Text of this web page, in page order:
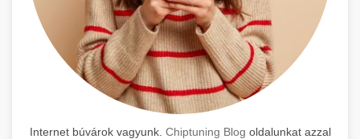
Internet búvárok vagyunk. Chiptuning Blog oldalunkat azzal